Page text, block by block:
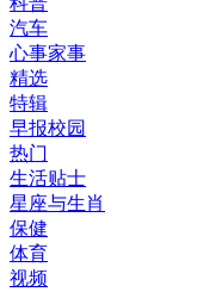
汽车
心事家事
精选
特辑
早报校园
热门
生活贴士
星座与生肖
保健
体育
视频